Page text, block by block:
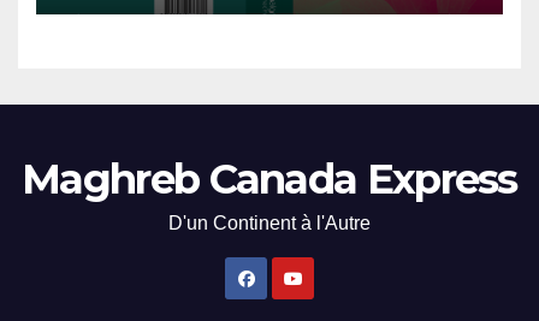
Maghreb Canada Express
D'un Continent à l'Autre